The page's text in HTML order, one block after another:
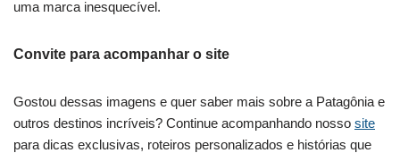
uma marca inesquecível.
Convite para acompanhar o site
Gostou dessas imagens e quer saber mais sobre a Patagônia e
outros destinos incríveis? Continue acompanhando nosso site
para dicas exclusivas, roteiros personalizados e histórias que